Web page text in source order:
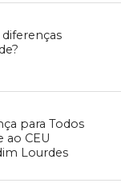
para Todos
ao CEU
Lourdes